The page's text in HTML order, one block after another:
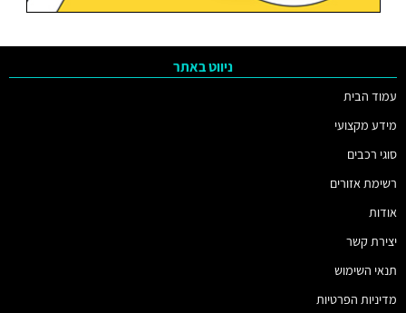
ניווט באתר
עמוד הבית
מידע מקצועי
סוגי רכבים
רשימת אזורים
אודות
יצירת קשר
תנאי השימוש
מדיניות הפרטיות